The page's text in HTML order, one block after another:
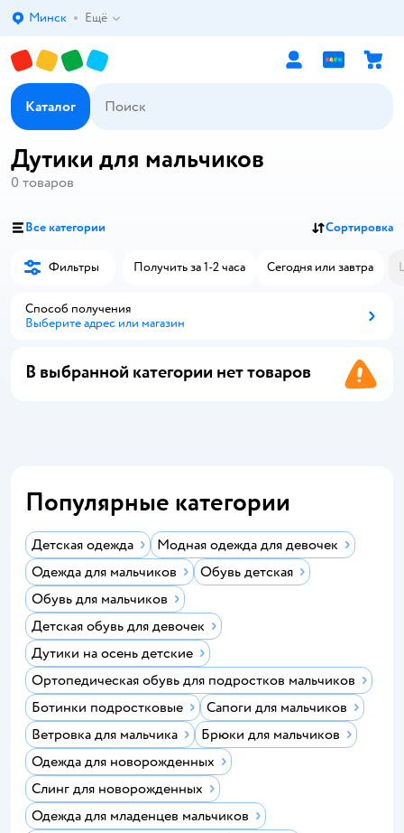
Выбор адреса доставки.
Минск Ещё
Каталог
Дутики для мальчиков
0 товаров
Все категории Сортировка
Фильтры Получить за 1-2 часа Сегодня или завтра
Способ получения
Выберите адрес или магазин
В выбранной категории нет товаров
Популярные категории
Детская одежда
Модная одежда для девочек
Одежда для мальчиков
Обувь детская
Обувь для мальчиков
Детская обувь для девочек
Дутики на осень детские
Ортопедическая обувь для подростков мальчиков
Ботинки подростковые
Сапоги для мальчиков
Ветровка для мальчика
Брюки для мальчиков
Одежда для новорожденных
Слинг для новорожденных
Одежда для младенцев мальчиков